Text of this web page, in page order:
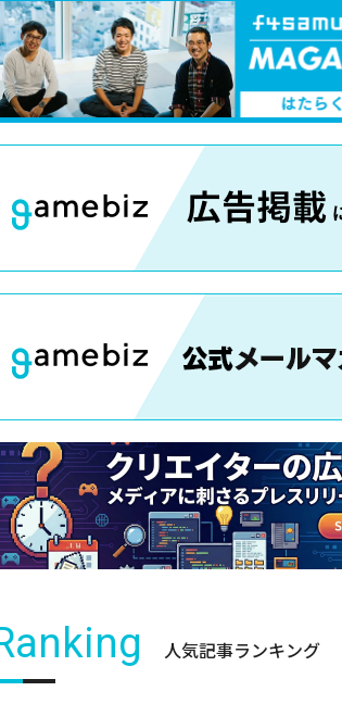
人気記事ランキング